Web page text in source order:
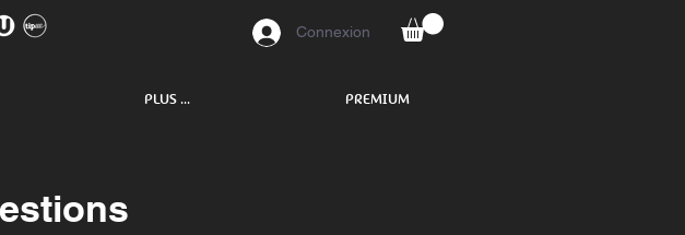
PLUS ... PREMIUM
Connexion